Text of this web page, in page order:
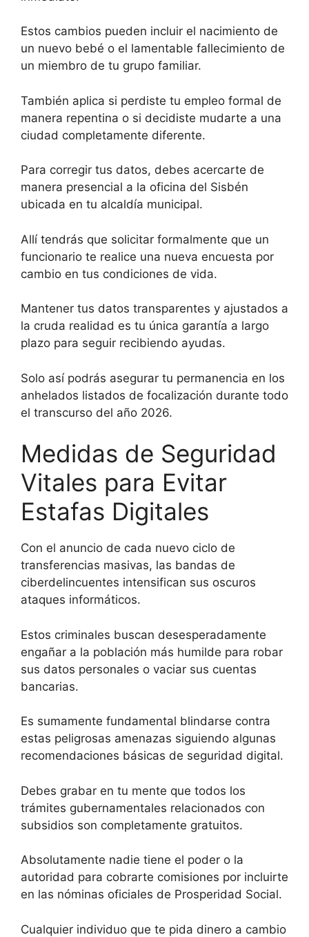
Estos cambios pueden incluir el nacimiento de
un nuevo bebé o el lamentable fallecimiento de
un miembro de tu grupo familiar.
También aplica si perdiste tu empleo formal de
manera repentina o si decidiste mudarte a una
ciudad completamente diferente.
Para corregir tus datos, debes acercarte de
manera presencial a la oficina del Sisbén
ubicada en tu alcaldía municipal.
Allí tendrás que solicitar formalmente que un
funcionario te realice una nueva encuesta por
cambio en tus condiciones de vida.
Mantener tus datos transparentes y ajustados a
la cruda realidad es tu única garantía a largo
plazo para seguir recibiendo ayudas.
Solo así podrás asegurar tu permanencia en los
anhelados listados de focalización durante todo
el transcurso del año 2026.
Medidas de Seguridad
Vitales para Evitar
Estafas Digitales
Con el anuncio de cada nuevo ciclo de
transferencias masivas, las bandas de
ciberdelincuentes intensifican sus oscuros
ataques informáticos.
Estos criminales buscan desesperadamente
engañar a la población más humilde para robar
sus datos personales o vaciar sus cuentas
bancarias.
Es sumamente fundamental blindarse contra
estas peligrosas amenazas siguiendo algunas
recomendaciones básicas de seguridad digital.
Debes grabar en tu mente que todos los
trámites gubernamentales relacionados con
subsidios son completamente gratuitos.
Absolutamente nadie tiene el poder o la
autoridad para cobrarte comisiones por incluirte
en las nóminas oficiales de Prosperidad Social.
Cualquier individuo que te pida dinero a cambio